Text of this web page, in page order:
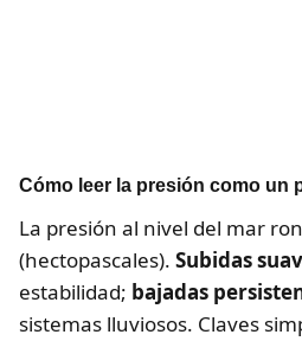
Cómo leer la presión como un
La presión al nivel del mar
(hectopascales). Subidas
estabilidad; bajadas
sistemas lluviosos. Claves